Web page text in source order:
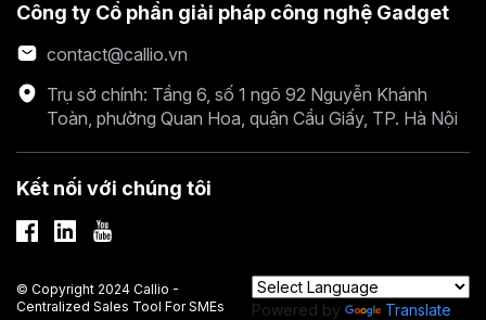
Công ty Cổ phần giải pháp công nghệ Gadget
contact@callio.vn
Trụ sở chính: Tầng 6, số 1 ngõ 92 Nguyễn Khánh
Toàn, phường Quan Hoa, quận Cầu Giấy, TP. Hà Nội
Kết nối với chúng tôi
© Copyright 2024 Callio -
Centralized Sales Tool For SMEs
Powered by Translate